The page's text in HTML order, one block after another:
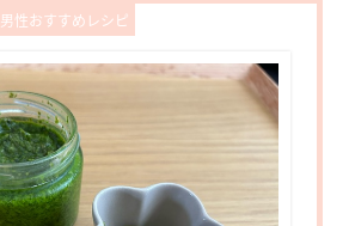
男性おすすめレシピ